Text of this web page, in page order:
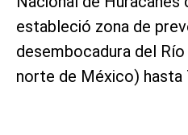
estableció zona de
desembocadura del
norte de México) hasta